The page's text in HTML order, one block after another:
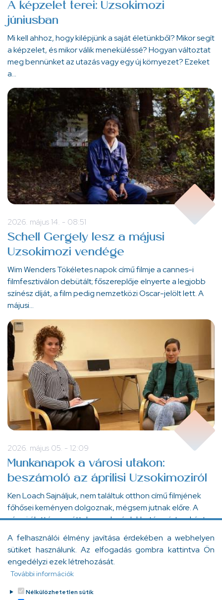
A felhasználói élmény javítása érdekében a webhelyen
sütiket használunk. Az elfogadás gombra kattintva Ön
engedélyzi ezek létrehozását.
További információk
Nélkülözhetetlen sütik
A képzelet terei: Uzsokimozi
júniusban
Mi kell ahhoz, hogy kilépjünk a saját életünkből? Mikor segít
a képzelet, és mikor válik meneküléssé? Hogyan változtat
meg bennünket az utazás vagy egy új környezet? Ezeket
a…
2026. május 14. - 08:51
Schell Gergely lesz a májusi
Uzsokimozi vendége
Wim Wenders Tökéletes napok című filmje a cannes-i
filmfesztiválon debütált; főszereplője elnyerte a legjobb
színész díját, a film pedig nemzetközi Oscar-jelölt lett. A
májusi…
2026. május 05. - 12:09
Munkanapok a városi utakon:
beszámoló az áprilisi Uzsokimoziról
Ken Loach Sajnáljuk, nem találtuk otthon című filmjének
főhősei keményen dolgoznak, mégsem jutnak előre. A
városi élettérre ezúttal a munka és lakhatás színtereként
Oldalszámozás
Jelenlegi
oldal
1 Page
2 Page
3